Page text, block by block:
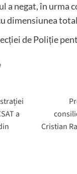
a negat, în urma
dimensiunea
de Poliție
a
Cristian